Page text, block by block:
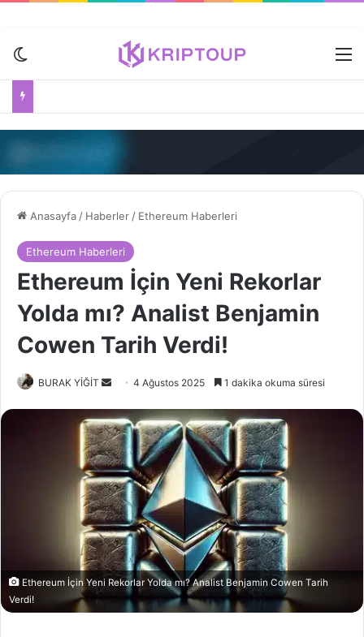
Dış görünümü değiştir
Anasayfa / Haberler / Ethereum Haberleri
Ethereum Haberleri
Ethereum İçin Yeni Rekorlar
Yolda mı? Analist Benjamin
Cowen Tarih Verdi!
BURAK YİĞİT
Bir
posta
göndermek
4 Ağustos 2025 1 dakika okuma süresi
Ethereum İçin Yeni Rekorlar Yolda mı? Analist Benjamin Cowen Tarih
Verdi!